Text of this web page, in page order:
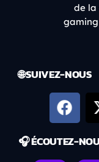
de la
🌐 SUIVEZ-NOUS
🎧 ÉCOUTEZ-